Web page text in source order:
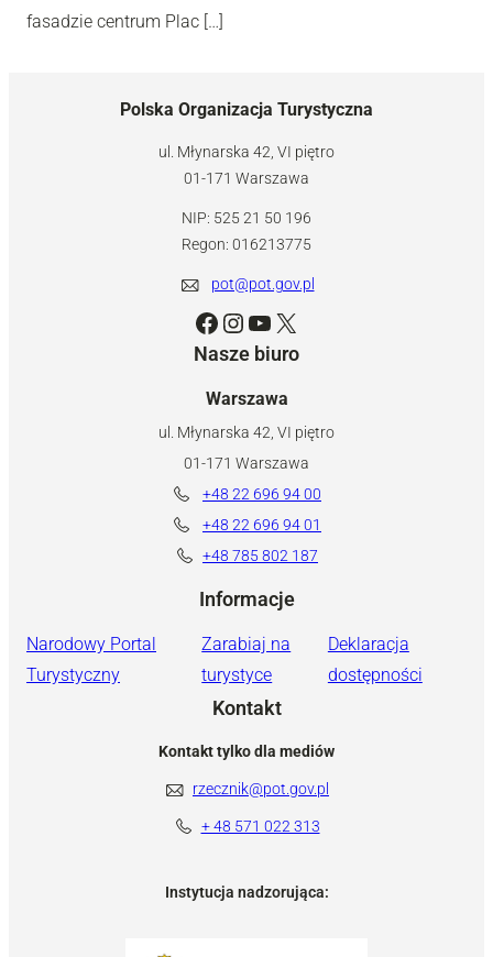
fasadzie centrum Plac […]
Polska Organizacja Turystyczna
ul. Młynarska 42, VI piętro
01-171 Warszawa
NIP: 525 21 50 196
Regon: 016213775
pot@pot.gov.pl
Facebook Instagram YouTube X
Nasze biuro
Warszawa
ul. Młynarska 42, VI piętro
01-171 Warszawa
+48 22 696 94 00
+48 22 696 94 01
+48 785 802 187
Informacje
Narodowy Portal
Turystyczny
Zarabiaj na
turystyce
Deklaracja
dostępności
Kontakt
Kontakt tylko dla mediów
rzecznik@pot.gov.pl
+ 48 571 022 313
Instytucja nadzorująca: